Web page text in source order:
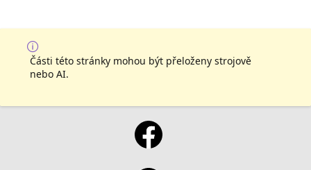
션 Azure Batch 의 개요를 알고, 클라우드 병렬처
리 컴퓨팅에 활용 Assistant playground 의
https://learn.microsoft.com/azure/ai-
studio/what-is-ai-studio
Části této stránky mohou být přeloženy strojově
nebo AI.